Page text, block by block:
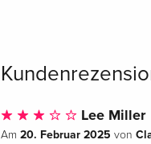
Lee Miller
Am 20. Februar 2025 von